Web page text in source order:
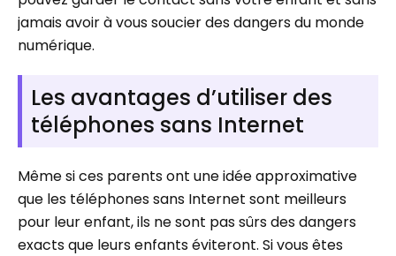
jamais avoir à vous soucier des dangers du monde
numérique.
Les avantages d’utiliser des
téléphones sans Internet
Même si ces parents ont une idée approximative
que les téléphones sans Internet sont meilleurs
pour leur enfant, ils ne sont pas sûrs des dangers
exacts que leurs enfants éviteront. Si vous êtes